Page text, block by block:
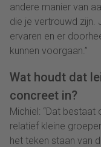
andere manier van
die je vertrouwd zijn.
ervaren en er
kunnen voorgaan.”
Wat houdt dat
concreet in?
Michiel: “Dat
relatief kleine
het teken staan van